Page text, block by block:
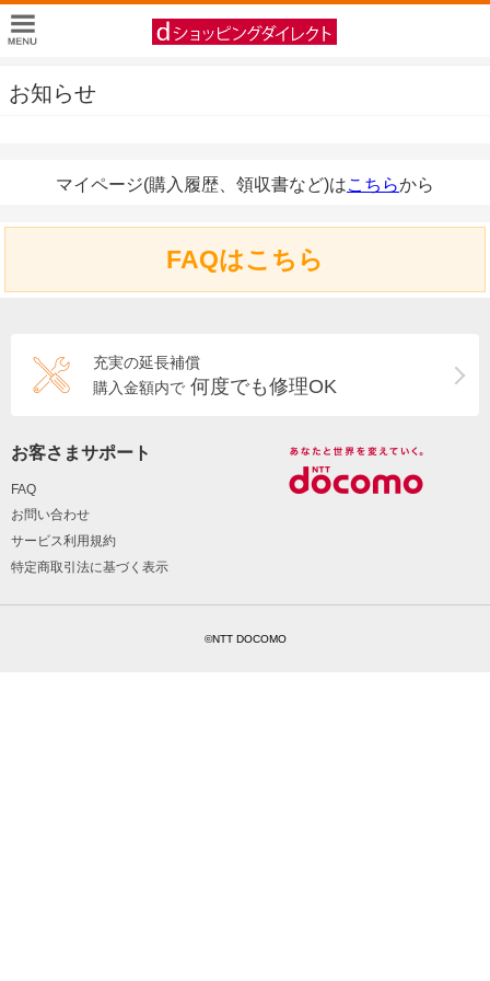
お知らせ
マイページ(購入履歴、領収書など)はこちらから
FAQはこちら
充実の延長補償
購入金額内で 何度でも修理OK
お客さまサポート
FAQ
お問い合わせ
サービス利用規約
特定商取引法に基づく表示
©NTT DOCOMO